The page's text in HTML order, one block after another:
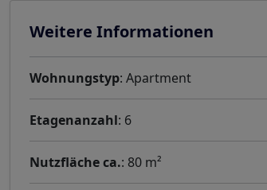
Weitere Informationen
Wohnungstyp: Apartment
Etagenanzahl: 6
Nutzfläche ca.: 80 m²